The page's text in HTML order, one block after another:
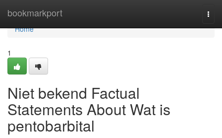
bookmarkport
Home
Home
1
Niet bekend Factual
Statements About Wat is
pentobarbital